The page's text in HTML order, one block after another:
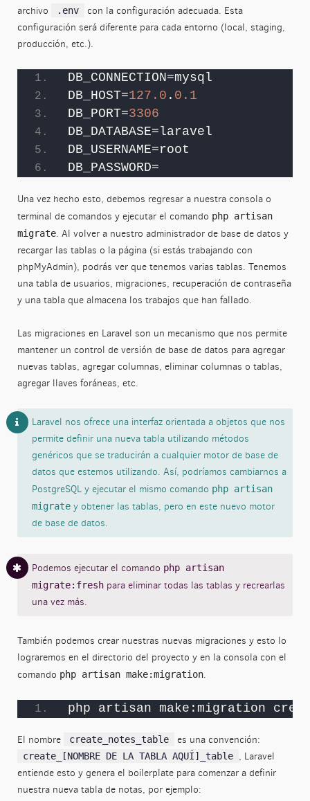
archivo
.env
con la configuración adecuada. Esta
configuración será diferente para cada entorno (local, staging,
producción, etc.).
DB_CONNECTION=mysql
DB_HOST=127.0 . 0.1
DB_PORT=3306
DB_DATABASE=laravel
DB_USERNAME=root
DB_PASSWORD=
Una vez hecho esto, debemos regresar a nuestra consola o
terminal de comandos y ejecutar el comando php artisan
migrate. Al volver a nuestro administrador de base de datos y
recargar las tablas o la página (si estás trabajando con
phpMyAdmin), podrás ver que tenemos varias tablas. Tenemos
una tabla de usuarios, migraciones, recuperación de contraseña
y una tabla que almacena los trabajos que han fallado.
Las migraciones en Laravel son un mecanismo que nos permite
mantener un control de versión de base de datos para agregar
nuevas tablas, agregar columnas, eliminar columnas o tablas,
agregar llaves foráneas, etc.
Laravel nos ofrece una interfaz orientada a objetos que nos
permite definir una nueva tabla utilizando métodos
genéricos que se traducirán a cualquier motor de base de
datos que estemos utilizando. Así, podríamos cambiarnos a
PostgreSQL y ejecutar el mismo comando php artisan
migrate y obtener las tablas, pero en este nuevo motor
de base de datos.
Podemos ejecutar el comando php artisan
migrate:fresh para eliminar todas las tablas y recrearlas
una vez más.
También podemos crear nuestras nuevas migraciones y esto lo
lograremos en el directorio del proyecto y en la consola con el
comando php artisan make:migration.
php artisan make:migration
El nombre create_notes_table es una convención:
create_[NOMBRE DE LA TABLA AQUÍ]_table , Laravel
entiende esto y genera el boilerplate para comenzar a definir
nuestra nueva tabla de notas, por ejemplo: